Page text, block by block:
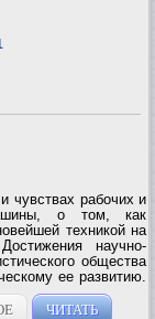
чувствах рабочих и
о том, как
техникой на
научно-
общества
ее развитию.
потребительским
ЧИТАТЬ